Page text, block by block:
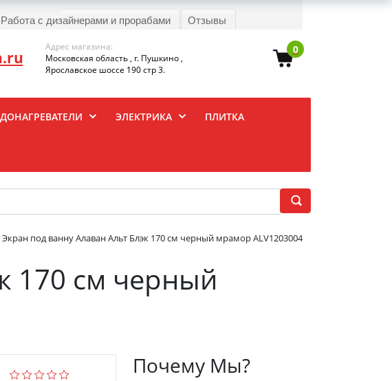
Работа с дизайнерами и прорабами Отзывы
0
Адрес магазина:
Московская область , г. Пушкино ,
Ярославское шоссе 190 стр 3.
ЭЛЕКТРИКА ПЛИТКА
Экран под ванну Алаван Альт Блэк 170 см черный мрамор ALV1203004
170 см черный
Почему Мы?